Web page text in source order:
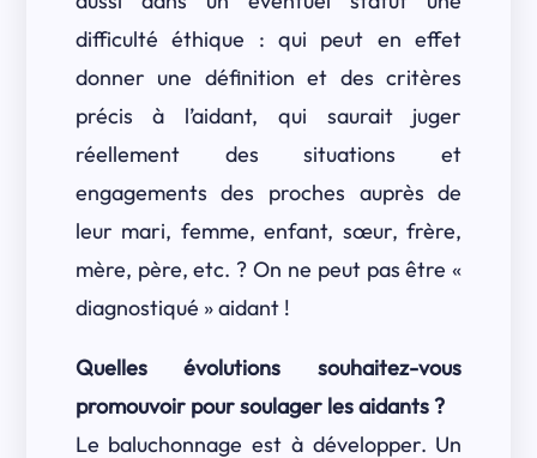
difficulté éthique : qui peut en effet
donner une définition et des critères
précis à l’aidant, qui saurait juger
réellement des situations et
engagements des proches auprès de
leur mari, femme, enfant, sœur, frère,
mère, père, etc. ? On ne peut pas être «
diagnostiqué » aidant !
Quelles évolutions souhaitez-vous
promouvoir pour soulager les aidants ?
Le baluchonnage est à développer. Un